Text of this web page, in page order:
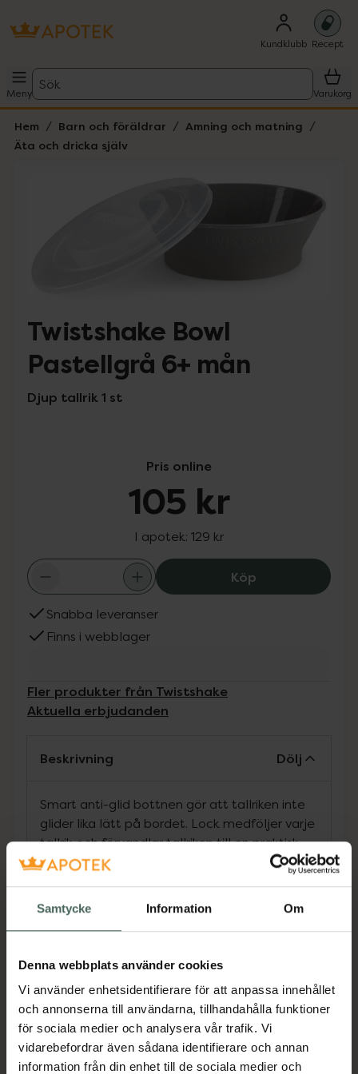
Samtycke Information Om
Denna webbplats använder cookies
Vi använder enhetsidentifierare för att anpassa innehållet
och annonserna till användarna, tillhandahålla funktioner
för sociala medier och analysera vår trafik. Vi
vidarebefordrar även sådana identifierare och annan
information från din enhet till de sociala medier och
Kundklubb Recept
Meny
Sök
Varukorg
Hem Barn och föräldrar
Amning och matning
Äta och dricka själv
Lista: . Innehåller 2 objekt.
Twistshake Bowl
Pastellgrå 6+ mån
Djup tallrik 1 st
Pris online
105 kr
I apotek: 129 kr
KöpTwistshake
Snabba leveranser
Finns i webblager
Fler produkter från Twistshake
Aktuella erbjudanden
Beskrivning Dölj
Smart anti-glid bottnen gör att tallriken inte
glider lika lätt på bordet. Lock medföljer varje
tallrik och förvandlar tallriken till en praktisk
matlåda. Har du två eller fler går de också att
smarta innovationen TWISTCLICK.
Jämförpris 129 kr/st
Kategorier:
Amning och matningBarn och föräldrar
Äta och dricka själv